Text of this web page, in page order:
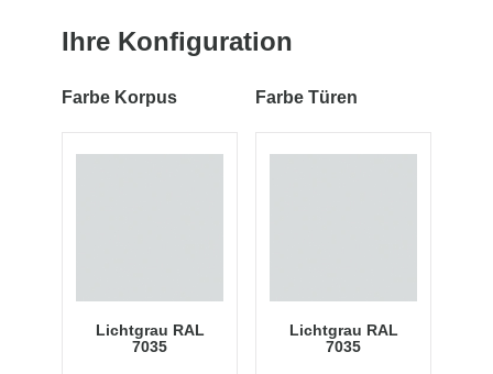
Ihre Konfiguration
Farbe Korpus
Lichtgrau RAL
7035
Farbe Türen
Lichtgrau RAL
7035